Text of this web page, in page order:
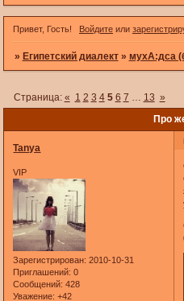
Привет, Гость! Войдитеили
» Египетский диалект » мухА:дса
Про
Страница: « 1 2 3 4 5 6 7 13 »
Tanya
VIP
Зарегистрирован: 2010-10-31
Приглашений: 0
Сообщений: 428
Уважение: +42